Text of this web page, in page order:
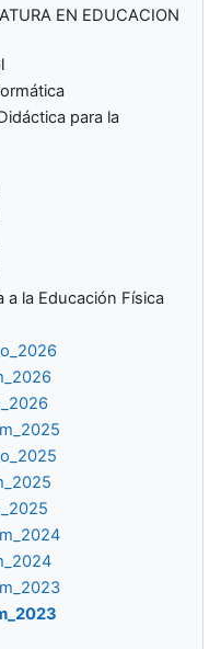
EN EDUCACION
para la
a la Educación Física